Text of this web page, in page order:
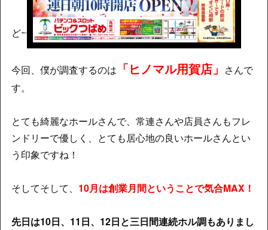
どーも、鬼くんこと鬼マスクです。
今回、僕が調査するのは 「ヒノマル用賀店」 さんで
す。
とても綺麗なホールさんで、常連さんや店員さんもフレ
ンドリーで優しく、とても居心地の良いホールさんとい
う印象ですね！
そしてそして、 10月は創業月間ということで気合MAX！
先日は10日、11日、12日と三日間連続ホル調もありまし